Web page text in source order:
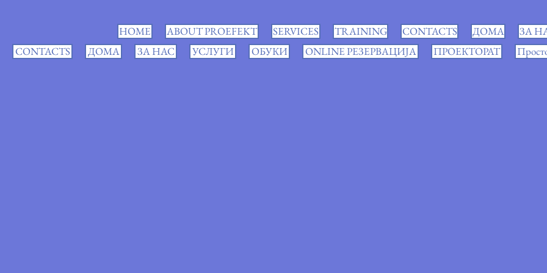
CONTACTS ДОМА ЗА НАС УСЛУГИ ОБУКИ ONLINE РЕЗЕРВАЦИЈА ПРОЕКТОРАТ
HOME ABOUT PROEFEKT SERVICES TRAINING CONTACTS ДОМА ЗА